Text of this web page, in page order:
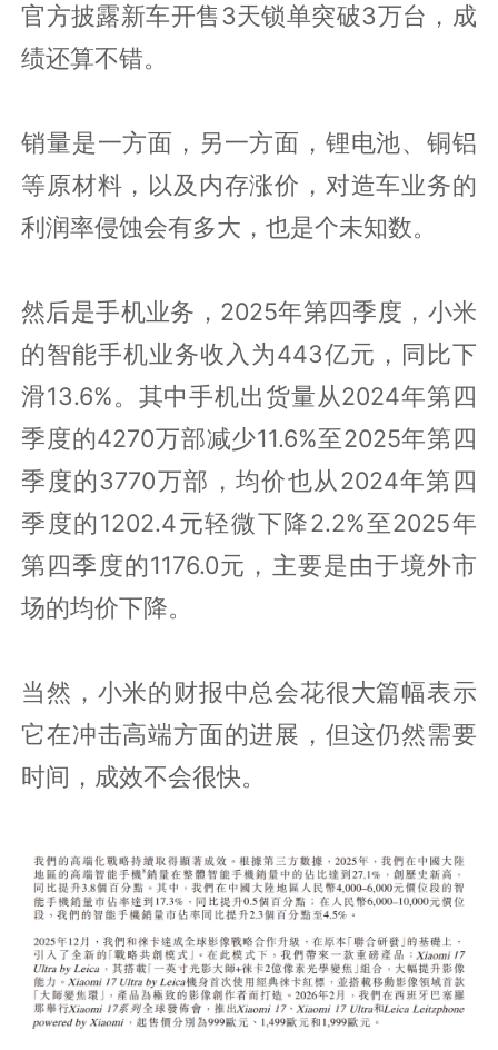
官方披露新车开售3天锁单突破3万台，成
绩还算不错。
销量是一方面，另一方面，锂电池、铜铝
等原材料，以及内存涨价，对造车业务的
利润率侵蚀会有多大，也是个未知数。
然后是手机业务，2025年第四季度，小米
的智能手机业务收入为443亿元，同比下
滑13.6%。其中手机出货量从2024年第四
季度的4270万部减少11.6%至2025年第四
季度的3770万部，均价也从2024年第四
季度的1202.4元轻微下降2.2%至2025年
第四季度的1176.0元，主要是由于境外市
场的均价下降。
当然，小米的财报中总会花很大篇幅表示
它在冲击高端方面的进展，但这仍然需要
时间，成效不会很快。